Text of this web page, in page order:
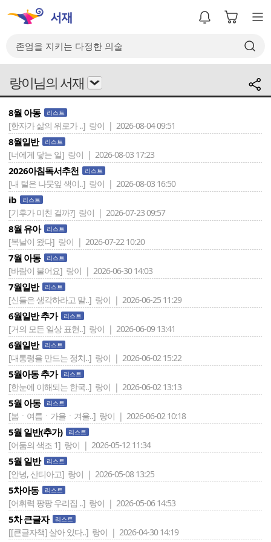
랑이님의 서재
8월 아동 리스트
[한자가 삶의 위로가 ..] 랑이 | 2026-08-04 09:51
8월일반 리스트
[너에게 닿는 일] 랑이 | 2026-08-03 17:23
2026아침독서추천 리스트
[내 털은 나뭇잎 색이..] 랑이 | 2026-08-03 16:50
ib 리스트
[기후가 미친 걸까?] 랑이 | 2026-07-23 09:57
8월 유아 리스트
[복날이 왔다] 랑이 | 2026-07-22 10:20
7월 아동 리스트
[바람이 불어요] 랑이 | 2026-06-30 14:03
7월일반 리스트
[신들은 생각하라고 말..] 랑이 | 2026-06-25 11:29
6월일반 추가 리스트
[거의 모든 일상 표현..] 랑이 | 2026-06-09 13:41
6월일반 리스트
[대통령을 만드는 정치..] 랑이 | 2026-06-02 15:22
5월아동 추가 리스트
[한눈에 이해되는 한국..] 랑이 | 2026-06-02 13:13
5월 아동 리스트
[봄ㆍ여름ㆍ가을ㆍ겨울..] 랑이 | 2026-06-02 10:18
5월 일반(추가) 리스트
[어둠의 색조 1] 랑이 | 2026-05-12 11:34
5월 일반 리스트
[안녕, 산티아고] 랑이 | 2026-05-08 13:25
5차아동 리스트
[어휘력 팡팡 우리집 ..] 랑이 | 2026-05-06 14:53
5차 큰글자 리스트
[[큰글자책] 살아 있다..] 랑이 | 2026-04-30 14:19